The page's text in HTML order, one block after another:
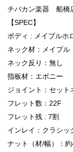
チバカン楽器 船橋
【SPEC】
ボディ : メイプルホ
ネック材：メイプル
ネック反り：無し
指板材：エボニー
ジョイント：セット
フレット数：22F
フレット残 : 7割
インレイ：クラシッ
ナット（材/幅）：